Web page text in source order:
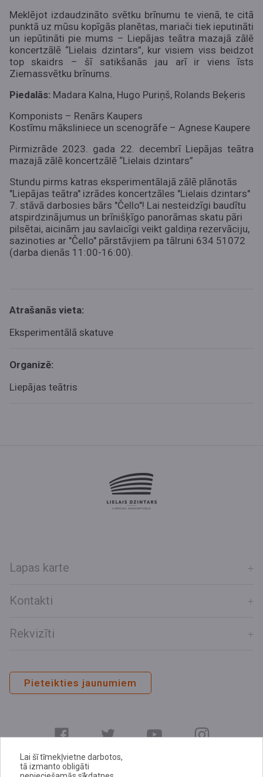
Meklējot izdaudzināto svētku brīnumu te vienā, te citā
punktā uz mūsu kopīgās planētas, mariači tiek ieputināti
un iepūtināti pie mums – Liepājas teātra mazajā zālē
koncertzālē “Lielais dzintars”, kur visiem viss beidzot
top skaidrs – šī satikšanās jau arī ir viens īsts
Ziemassvētku brīnums.
Piedalās: Madara Kalna, Hugo Puriņš, Rolands Beķeris
Komponists – Renārs Kaupers
Kostīmu māksliniece un scenogrāfe – Agnese Kaupere
Pirmizrāde 2023. gada 22. decembrī Liepājas teātra
mazajā zālē koncertzālē “Lielais dzintars”
Stundu pirms katras eksperimentālajā zālē plānotās
"Liepājas teātra" izrādes koncertzāles "Lielais dzintars"
7. stāvā darbosies bārs "Čello"! Lai nesteidzīgi baudītu
atspirdzinājumus un brīnišķīgo panorāmas skatu pāri
pilsētai, aicinām jau savlaicīgi veikt galdiņa rezervāciju,
sazinoties ar "Čello" pārstāvjiem pa tālruni 634 51072
(darba dienās 11:00-16:00).
Atrašanās vieta:
Eksperimentālā skatuve
Organizē:
Liepājas teātris
Lapas karte
Kontakti
Rekvizīti
Pieteikties jaunumiem
Lai šī tīmekļvietne darbotos,
tā izmanto obligāti